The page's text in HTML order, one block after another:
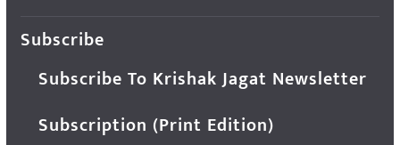
Subscribe
Subscribe To Krishak Jagat Newsletter
Subscription (Print Edition)